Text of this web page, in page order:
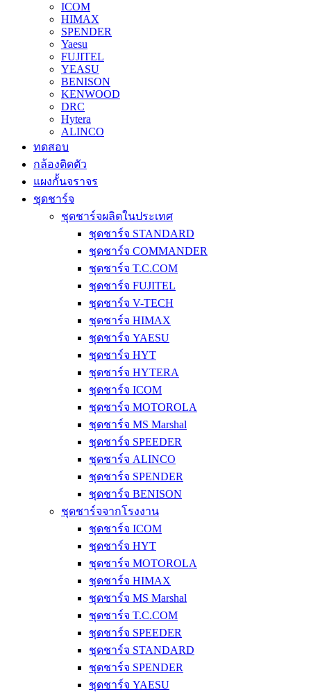
ICOM
HIMAX
SPENDER
Yaesu
FUJITEL
YEASU
BENISON
KENWOOD
DRC
Hytera
ALINCO
ทดสอบ
กล้องติดตัว
แผงกั้นจราจร
ชุดชาร์จ
ชุดชาร์จผลิตในประเทศ
ชุดชาร์จ STANDARD
ชุดชาร์จ COMMANDER
ชุดชาร์จ T.C.COM
ชุดชาร์จ FUJITEL
ชุดชาร์จ V-TECH
ชุดชาร์จ HIMAX
ชุดชาร์จ YAESU
ชุดชาร์จ HYT
ชุดชาร์จ HYTERA
ชุดชาร์จ ICOM
ชุดชาร์จ MOTOROLA
ชุดชาร์จ MS Marshal
ชุดชาร์จ SPEEDER
ชุดชาร์จ ALINCO
ชุดชาร์จ SPENDER
ชุดชาร์จ BENISON
ชุดชาร์จจากโรงงาน
ชุดชาร์จ ICOM
ชุดชาร์จ HYT
ชุดชาร์จ MOTOROLA
ชุดชาร์จ HIMAX
ชุดชาร์จ MS Marshal
ชุดชาร์จ T.C.COM
ชุดชาร์จ SPEEDER
ชุดชาร์จ STANDARD
ชุดชาร์จ SPENDER
ชุดชาร์จ YAESU